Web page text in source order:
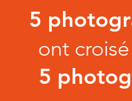
5
ont
5